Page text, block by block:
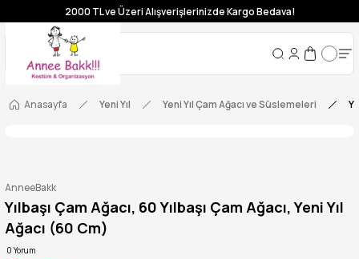
2000 TL ve Üzeri Alışverişlerinizde Kargo Bedava!
Anasayfa Yeni Yıl Yeni Yıl Çam Ağacı ve Süslemeleri
AnneeBakk
Yılbaşı Çam Ağacı, 60 Yılbaşı Çam Ağacı, Yeni Yıl
Ağacı (60 Cm)
0 Yorum